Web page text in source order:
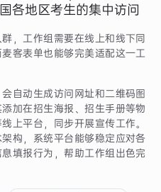
各地区考生的集中访问
，工作组需要在线上和线下同
客表单也能够完美适配这一工
自动生成访问网址和二维码图
加在招生海报、招生手册等物
上平台，同步开展宣传工作。
构，系统平台能够稳定应对各
填报行为，帮助工作组出色完